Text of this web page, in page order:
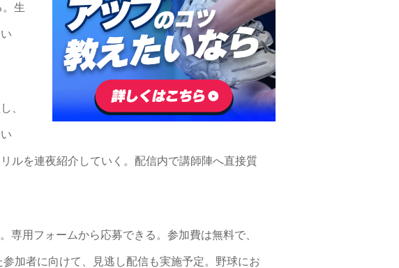
生
、
ルを連夜紹介していく。配信内で講師陣へ直接質
用フォームから応募できる。参加費は無料で、
加者に向けて、見逃し配信も実施予定。野球にお